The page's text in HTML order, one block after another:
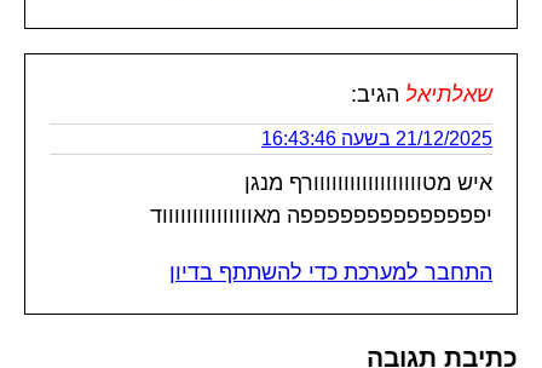
שאלתיאל הגיב:
21/12/2025 בשעה 16:43:46
איש מטוווווווווווווווווורף מנגן
יפפפפפפפפפפפפפפה מאוווווווווווווווד
התחבר למערכת כדי להשתתף בדיון
כתיבת תגובה